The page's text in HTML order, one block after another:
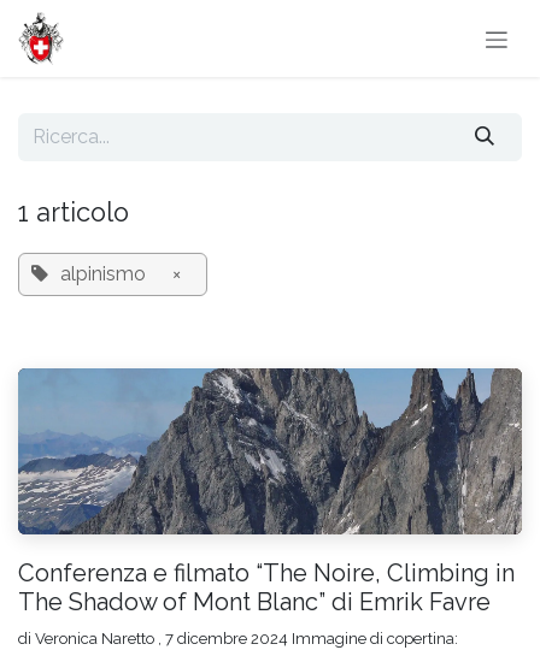
Passa al contenuto
1 articolo
alpinismo ×
Conferenza e filmato “The Noire, Climbing in
The Shadow of Mont Blanc” di Emrik Favre
di Veronica Naretto , 7 dicembre 2024 Immagine di copertina: